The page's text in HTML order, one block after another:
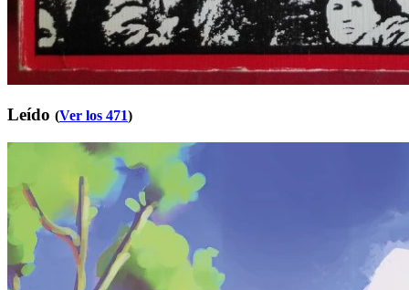
Leído (Ver los 471)